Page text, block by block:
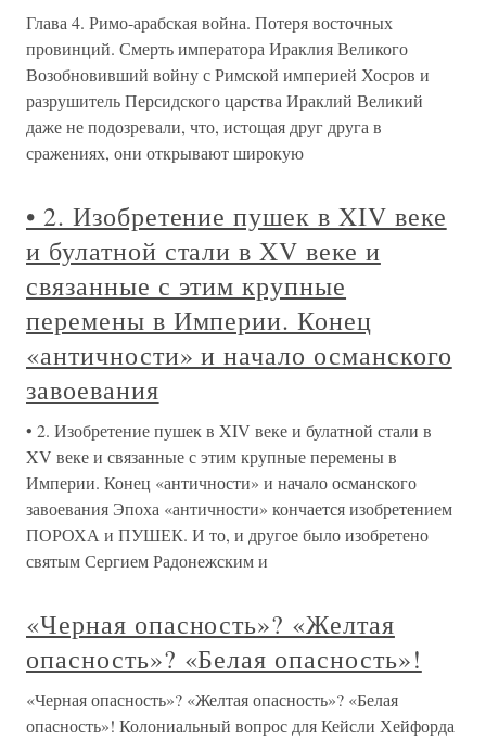
Глава 4. Римо-арабская война. Потеря восточных
провинций. Смерть императора Ираклия Великого
Возобновивший войну с Римской империей Хосров и
разрушитель Персидского царства Ираклий Великий
даже не подозревали, что, истощая друг друга в
сражениях, они открывают широкую
• 2. Изобретение пушек в XIV веке
и булатной стали в XV веке и
связанные с этим крупные
перемены в Империи. Конец
«античности» и начало османского
завоевания
• 2. Изобретение пушек в XIV веке и булатной стали в
XV веке и связанные с этим крупные перемены в
Империи. Конец «античности» и начало османского
завоевания Эпоха «античности» кончается изобретением
ПОРОХА и ПУШЕК. И то, и другое было изобретено
святым Сергием Радонежским и
«Черная опасность»? «Желтая
опасность»? «Белая опасность»!
«Черная опасность»? «Желтая опасность»? «Белая
опасность»! Колониальный вопрос для Кейсли Хейфорда